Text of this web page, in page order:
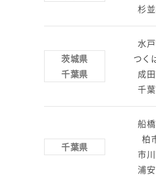
杉
茨城県
千葉県
水
つく
成
千
千葉県
船
柏
市
浦